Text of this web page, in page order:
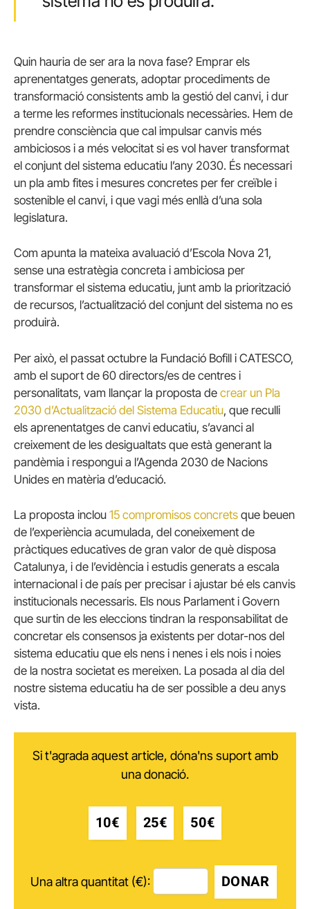
Quin hauria de ser ara la nova fase? Emprar els
aprenentatges generats, adoptar procediments de
transformació consistents amb la gestió del canvi, i dur
a terme les reformes institucionals necessàries. Hem de
prendre consciència que cal impulsar canvis més
ambiciosos i a més velocitat si es vol haver transformat
el conjunt del sistema educatiu l’any 2030. És necessari
un pla amb fites i mesures concretes per fer creïble i
sostenible el canvi, i que vagi més enllà d’una sola
legislatura.
Com apunta la mateixa avaluació d’Escola Nova 21,
sense una estratègia concreta i ambiciosa per
transformar el sistema educatiu, junt amb la priorització
de recursos, l’actualització del conjunt del sistema no es
produirà.
Per això, el passat octubre la Fundació Bofill i CATESCO,
amb el suport de 60 directors/es de centres i
personalitats, vam llançar la proposta de crear un Pla
2030 d’Actualització del Sistema Educatiu, que reculli
els aprenentatges de canvi educatiu, s’avanci al
creixement de les desigualtats que està generant la
pandèmia i respongui a l’Agenda 2030 de Nacions
Unides en matèria d’educació.
La proposta inclou 15 compromisos concrets que beuen
de l’experiència acumulada, del coneixement de
pràctiques educatives de gran valor de què disposa
Catalunya, i de l’evidència i estudis generats a escala
internacional i de país per precisar i ajustar bé els canvis
institucionals necessaris. Els nous Parlament i Govern
que surtin de les eleccions tindran la responsabilitat de
concretar els consensos ja existents per dotar-nos del
sistema educatiu que els nens i nenes i els nois i noies
de la nostra societat es mereixen. La posada al dia del
nostre sistema educatiu ha de ser possible a deu anys
vista.
Si t'agrada aquest article, dóna'ns suport amb
una donació.
10€ 25€ 50€
Una altra quantitat (€): DONAR